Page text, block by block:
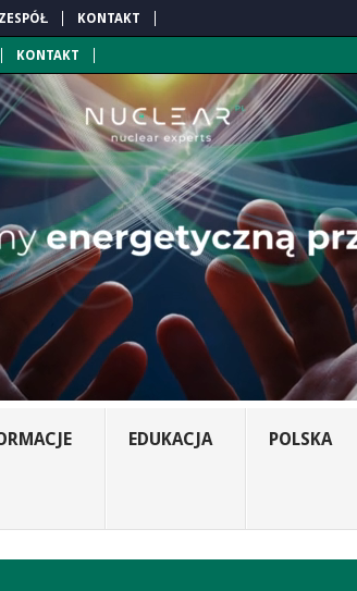
ZESPÓŁ KONTAKT
KONTAKT
EDUKACJA POLSKA